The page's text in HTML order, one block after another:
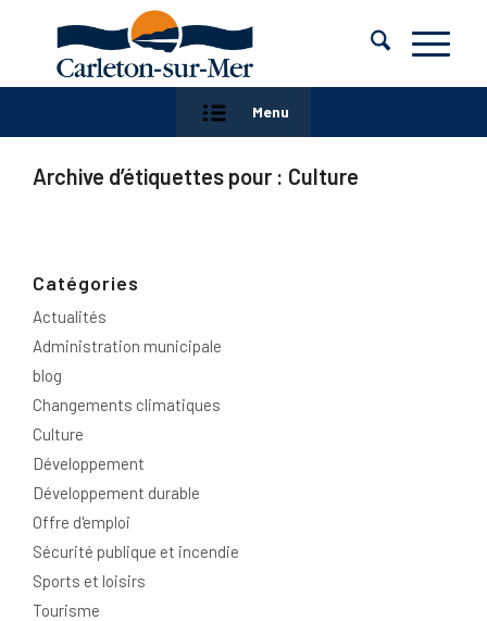
Menu
Archive d’étiquettes pour : Culture
Catégories
Actualités
Administration municipale
blog
Changements climatiques
Culture
Développement
Développement durable
Offre d'emploi
Sécurité publique et incendie
Sports et loisirs
Tourisme